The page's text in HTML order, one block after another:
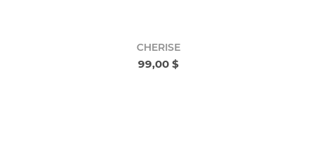
CHERISE
99,00 $